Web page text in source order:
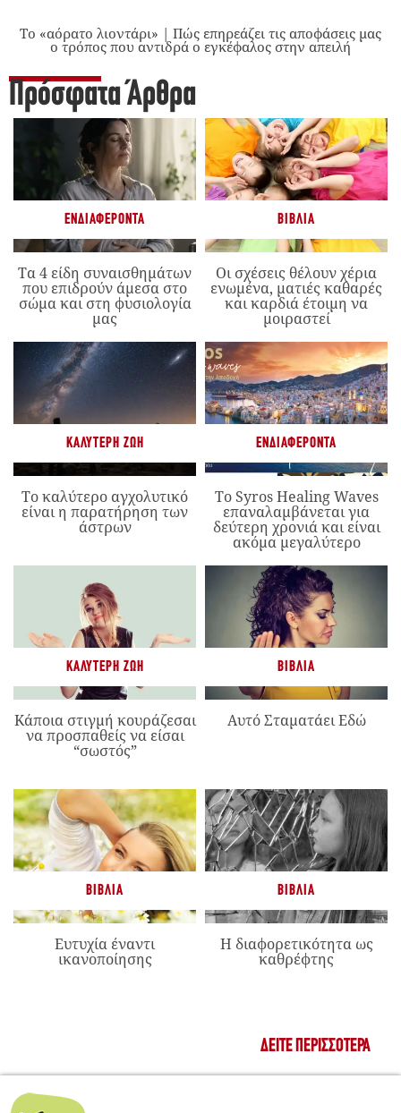
Το «αόρατο λιοντάρι» | Πώς επηρεάζει τις αποφάσεις μας
ο τρόπος που αντιδρά ο εγκέφαλος στην απειλή
Πρόσφατα Άρθρα
ΕΝΔΙΑΦΈΡΟΝΤΑ
Τα 4 είδη συναισθημάτων
που επιδρούν άμεσα στο
σώμα και στη φυσιολογία
μας
ΒΙΒΛΊΑ
Οι σχέσεις θέλουν χέρια
ενωμένα, ματιές καθαρές
και καρδιά έτοιμη να
μοιραστεί
ΚΑΛΎΤΕΡΗ ΖΩΉ
Το καλύτερο αγχολυτικό
είναι η παρατήρηση των
άστρων
ΕΝΔΙΑΦΈΡΟΝΤΑ
Το Syros Healing Waves
επαναλαμβάνεται για
δεύτερη χρονιά και είναι
ακόμα μεγαλύτερο
ΚΑΛΎΤΕΡΗ ΖΩΉ
Κάποια στιγμή κουράζεσαι
να προσπαθείς να είσαι
“σωστός”
ΒΙΒΛΊΑ
Αυτό Σταματάει Εδώ
ΒΙΒΛΊΑ
Ευτυχία έναντι
ικανοποίησης
ΒΙΒΛΊΑ
Η διαφορετικότητα ως
καθρέφτης
ΔΕΊΤΕ ΠΕΡΙΣΣΌΤΕΡΑ